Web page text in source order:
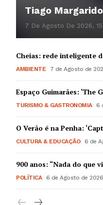
Tiago
7 De Agosto De 2026,
Cheias: rede inteligente
AMBIENTE 7 de Agosto de
Espaço Guimarães: ‘The
TURISMO & GASTRONOMIA 6
O Verão é na Penha:
CULTURA & EDUCAÇÃO 6 de
900 anos: “Nada do que
POLÍTICA 6 de Agosto de